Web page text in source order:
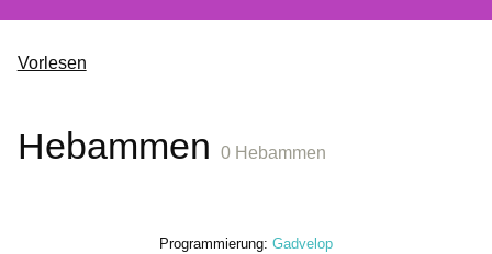
Vorlesen
Hebammen 0 Hebammen
Programmierung: Gadvelop